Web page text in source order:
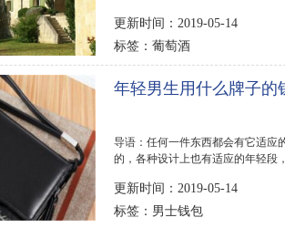
更新时间：2019-05-14
标签： 葡萄酒
年轻男生用什么牌子的
导语：任何一件东西都会有它适应
的，各种设计上也有适应的年轻段
更新时间：2019-05-14
标签： 男士钱包